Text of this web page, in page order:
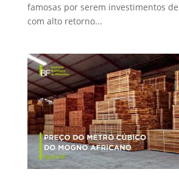
famosas por serem investimentos
com alto retorno...